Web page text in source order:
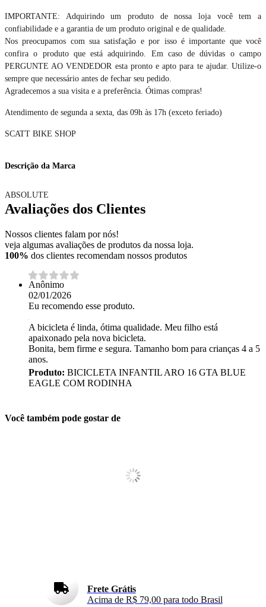
IMPORTANTE: Adquirindo um produto de nossa loja você tem a
confiabilidade e a garantia de um produto original e de qualidade.
Nos preocupamos com sua satisfação e por isso é importante que você
confira o produto que está adquirindo. Em caso de dúvidas o campo
PERGUNTE AO VENDEDOR esta pronto e apto para te ajudar. Utilize-o
sempre que necessário antes de fechar seu pedido.
Agradecemos a sua visita e a preferência. Ótimas compras!
Atendimento de segunda a sexta, das 09h às 17h (exceto feriado)
SCATT BIKE SHOP
Descrição da Marca
ABSOLUTE
Avaliações dos Clientes
Nossos clientes falam por nós!
veja algumas avaliações de produtos da nossa loja.
100% dos clientes recomendam nossos produtos
Anônimo
02/01/2026
Eu recomendo esse produto.
A bicicleta é linda, ótima qualidade. Meu filho está
apaixonado pela nova bicicleta.
Bonita, bem firme e segura. Tamanho bom para crianças 4 a 5
anos.
Produto: BICICLETA INFANTIL ARO 16 GTA BLUE
EAGLE COM RODINHA
Você também pode gostar de
Frete Grátis
Acima de R$ 79,00 para todo Brasil